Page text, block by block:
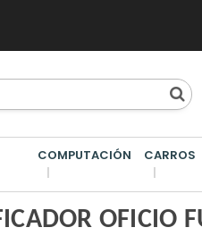
COMPUTACIÓN CARROS
OFICIO